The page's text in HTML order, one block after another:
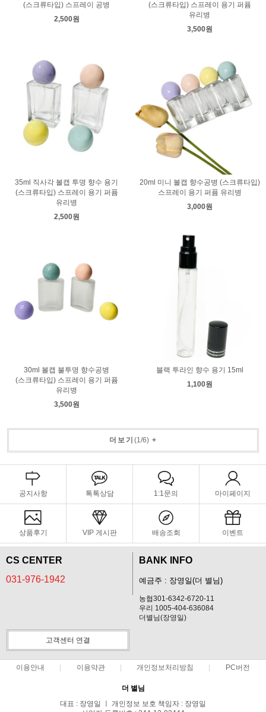
(스크류타입) 스프레이 공병
2,500원
(스크류타입) 스프레이 용기 퍼퓸
유리병
3,500원
35ml 직사각 볼캡 투명 향수 용기
(스크류타입) 스프레이 용기 퍼퓸
유리병
2,500원
20ml 미니 볼캡 향수공병 (스크류타입)
스프레이 용기 퍼퓸 유리병
3,000원
30ml 볼캡 불투명 향수공병
(스크류타입) 스프레이 용기 퍼퓸
유리병
3,500원
블랙 투라인 향수 용기 15ml
1,100원
더보기 (1/6)+
공지사항 톡톡상담 1:1문의 마이페이지
상품후기 VIP 게시판 배송조회 이벤트
CS CENTER
031-976-1942
BANK INFO
예금주 : 장영일(더 별님)
농협301-6342-6720-11
우리 1005-404-636084
더별님(장영일)
고객센터 연결
이용안내 이용약관 개인정보처리방침 PC버전
더 별님
대표 : 장영일 ㅣ 개인정보 보호 책임자 : 장영일